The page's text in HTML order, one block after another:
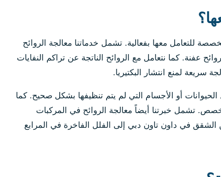
للتعامل معها بفعالية. تشمل خدماتنا معالجة الروائح
عفنة. كما نتعامل مع الروائح الناتجة عن تراكم النفايات
سريعة لمنع انتشار البكتيريا.
الحيوانات أو الأجسام التي لم يتم تنظيفها بشكل صحيح. كما
تشمل خبرتنا أيضاً معالجة الروائح في المركبات
في داون تاون دبي إلى الفلل الفاخرة في المرابع